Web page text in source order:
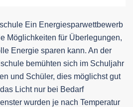
Ein Energiesparwettbewerb
Möglichkeiten für Überlegungen,
Energie sparen kann. An der
bemühten sich im Schuljahr
und Schüler, dies möglichst gut
Licht nur bei Bedarf
wurden je nach Temperatur